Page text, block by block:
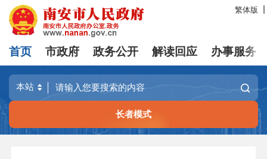
繁体版
首页 市政府 政务公开 解读回应 办事服务
长者模式